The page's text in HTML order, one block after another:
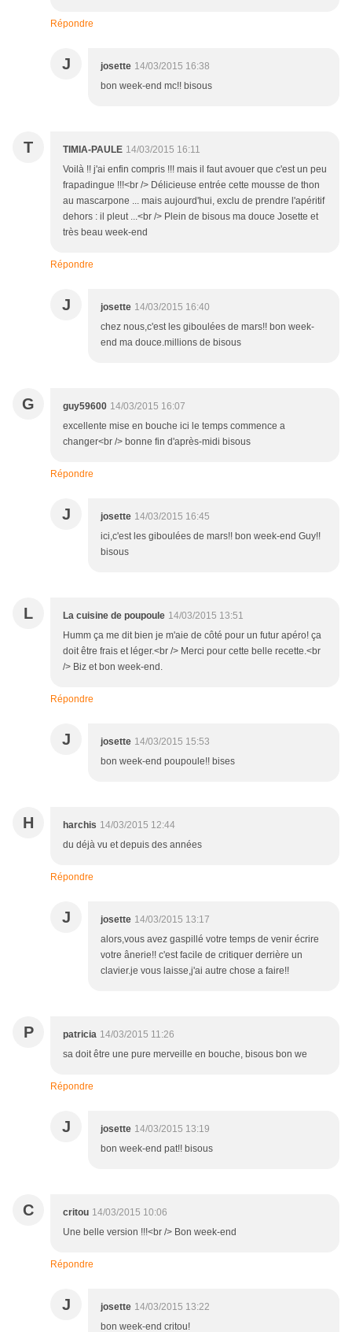
Répondre
J josette 14/03/2015 16:38
bon week-end mc!! bisous
T TIMIA-PAULE 14/03/2015 16:11
Voilà !! j'ai enfin compris !!! mais il faut avouer que c'est un peu
frapadingue !!!<br /> Délicieuse entrée cette mousse de thon
au mascarpone ... mais aujourd'hui, exclu de prendre l'apéritif
dehors : il pleut ...<br /> Plein de bisous ma douce Josette et
très beau week-end
Répondre
J josette 14/03/2015 16:40
chez nous,c'est les giboulées de mars!! bon week-
end ma douce.millions de bisous
G guy59600 14/03/2015 16:07
excellente mise en bouche ici le temps commence a
changer<br /> bonne fin d'après-midi bisous
Répondre
J josette 14/03/2015 16:45
ici,c'est les giboulées de mars!! bon week-end Guy!!
bisous
L La cuisine de poupoule 14/03/2015 13:51
Humm ça me dit bien je m'aie de côté pour un futur apéro! ça
doit être frais et léger.<br /> Merci pour cette belle recette.<br
/> Biz et bon week-end.
Répondre
J josette 14/03/2015 15:53
bon week-end poupoule!! bises
H harchis 14/03/2015 12:44
du déjà vu et depuis des années
Répondre
J josette 14/03/2015 13:17
alors,vous avez gaspillé votre temps de venir écrire
votre ânerie!! c'est facile de critiquer derrière un
clavier.je vous laisse,j'ai autre chose a faire!!
P patricia 14/03/2015 11:26
sa doit être une pure merveille en bouche, bisous bon we
Répondre
J josette 14/03/2015 13:19
bon week-end pat!! bisous
C critou 14/03/2015 10:06
Une belle version !!!<br /> Bon week-end
Répondre
J josette 14/03/2015 13:22
bon week-end critou!